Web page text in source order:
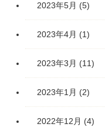
2023年5月 (5)
2023年4月 (1)
2023年3月 (11)
2023年1月 (2)
2022年12月 (4)